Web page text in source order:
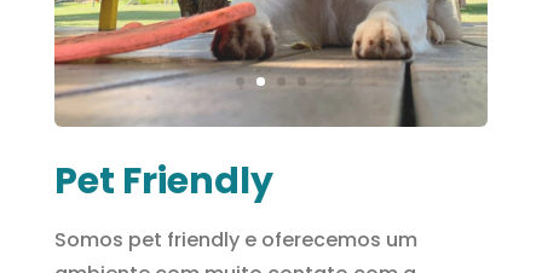
Pet Friendly
Somos pet friendly e oferecemos um